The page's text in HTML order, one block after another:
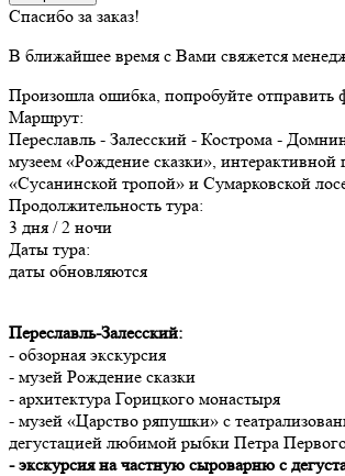
Спасибо за заказ!
В ближайшее время с Вами свяжется
Произошла ошибка, попробуйте отправить
Маршрут:
Переславль - Залесский - Кострома -
музеем «Рождение сказки», интерактивной
«Сусанинской тропой» и Сумарковской
Продолжительность тура:
3 дня / 2 ночи
Даты тура:
даты обновляются
Переславль-Залесский:
- обзорная экскурсия
- музей Рождение сказки
- архитектура Горицкого монастыря
- музей «Царство ряпушки» с
дегустацией любимой рыбки Петра
- экскурсия на частную сыроварню с